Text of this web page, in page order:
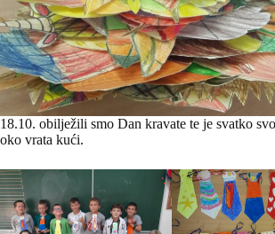
18.10. obilježili smo Dan kravate te je svatko
oko vrata kući.